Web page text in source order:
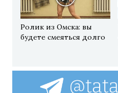
Ролик из Омска: вы
будете смеяться долго